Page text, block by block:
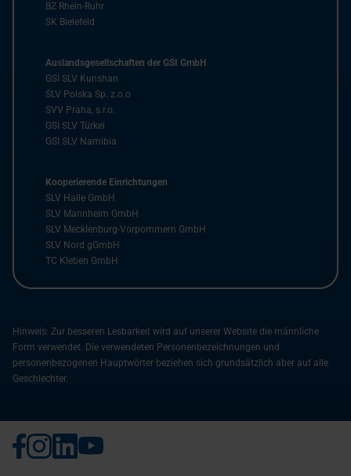
BZ Rhein-Ruhr
SK Bielefeld
Auslandsgesellschaften der GSI GmbH
GSI SLV Kunshan
SLV Polska Sp. z.o.o
SVV Praha, s.r.o.
GSI SLV Türkei
GSI SLV Namibia
Kooperierende Einrichtungen
SLV Halle GmbH
SLV Mannheim GmbH
SLV Mecklenburg-Vorpommern GmbH
SLV Nord gGmbH
TC Kleben GmbH
Hinweis: Zur besseren Lesbarkeit wird auf unserer Website die männliche
Form verwendet. Die verwendeten Personenbezeichnungen und
personenbezogenen Hauptwörter beziehen sich grundsätzlich aber auf alle
Geschlechter.